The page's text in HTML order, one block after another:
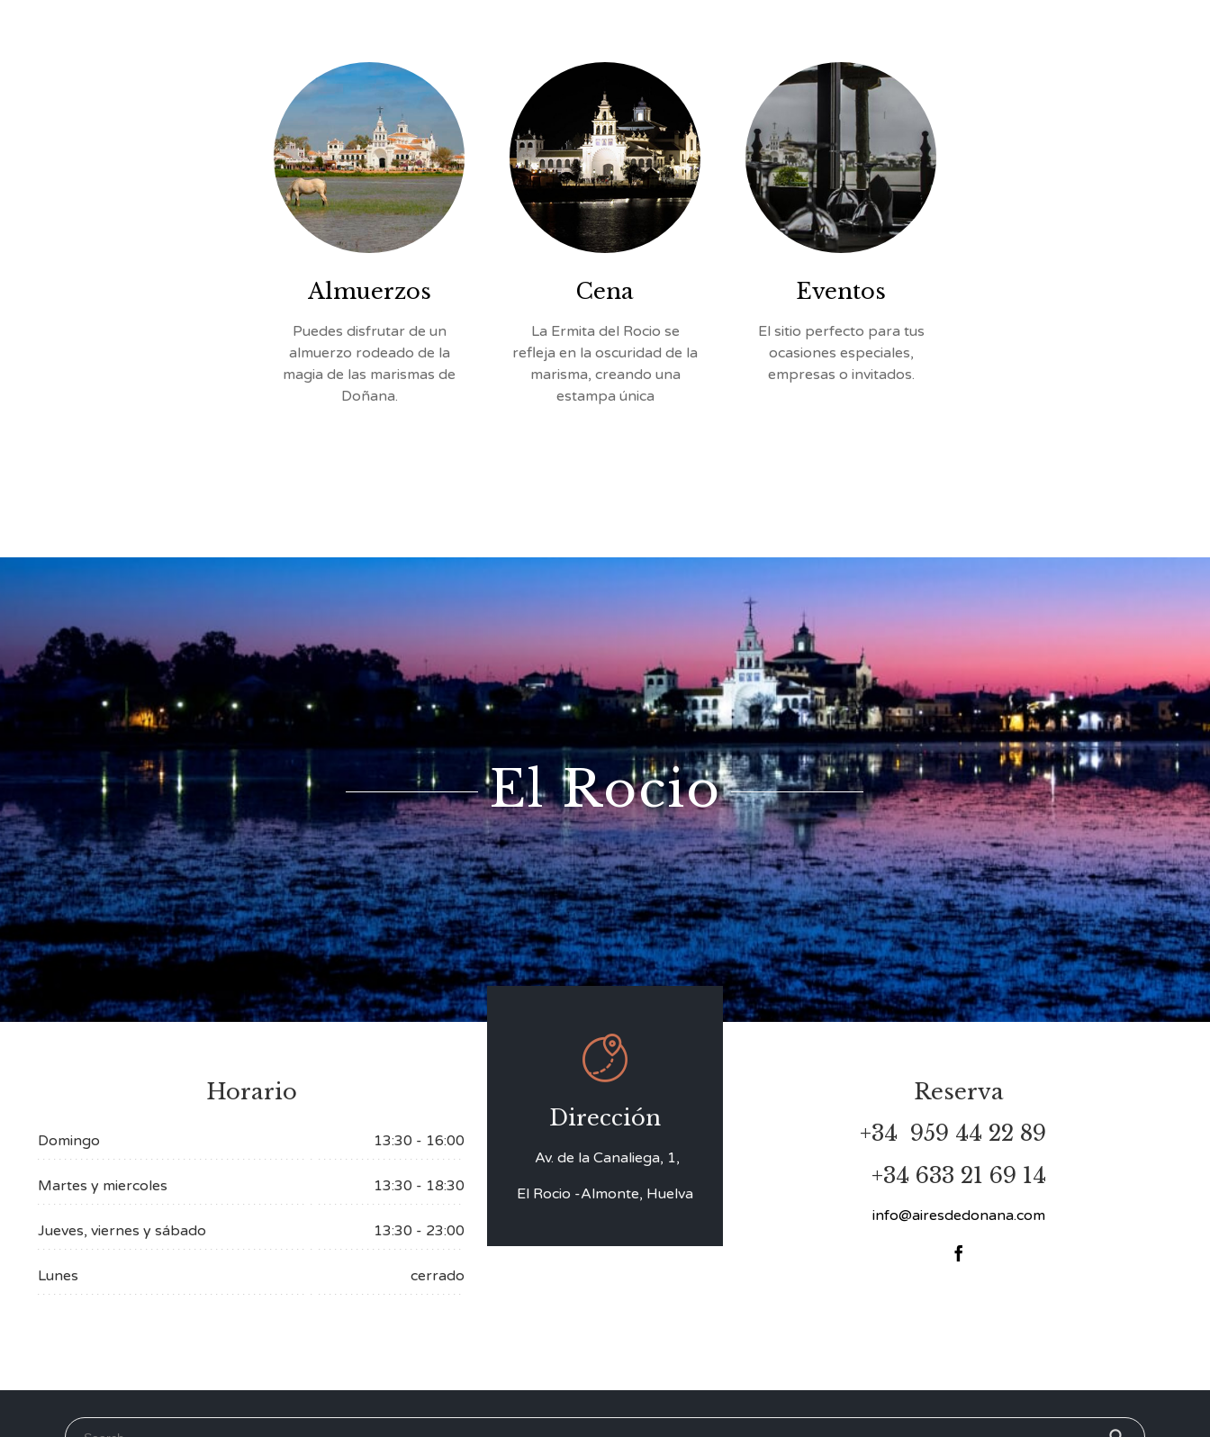
Almuerzos
Puedes disfrutar de un
almuerzo rodeado de la
magia de las marismas de
Doñana.
Cena
La Ermita del Rocio se
refleja en la oscuridad de la
marisma, creando una
estampa única
Eventos
El sitio perfecto para tus
ocasiones especiales,
empresas o invitados.
El Rocio
Horario
Domingo 13:30 - 16:00
Martes y miercoles 13:30 - 18:30
Jueves, viernes y sábado 13:30 - 23:00
Lunes cerrado

Dirección
Av. de la Canaliega, 1,
El Rocio -Almonte, Huelva
Reserva
+34 959 44 22 89
+34 633 21 69 14
info@airesdedonana.com

Search for: